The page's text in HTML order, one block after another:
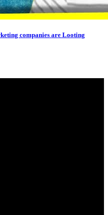
companies are Looting